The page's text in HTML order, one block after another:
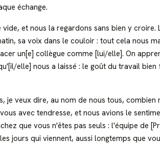
échange.
et nous la regardons sans bien y croire.
sa voix dans le couloir : tout cela nous
un[e] collègue comme [lui/elle]. On
elle] nous a laissé : le goût du travail bien
je veux dire, au nom de nous tous, combien
avec tendresse, et nous avions le
que vous n'êtes pas seuls : l'équipe de
jours qui viennent, aussi longtemps que